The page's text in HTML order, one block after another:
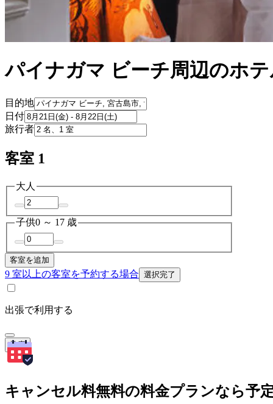
パイナガマ ビーチ周辺のホ
目的地
日付
旅行者
客室 1
大人
子供0 ～ 17 歳
客室を追加
9 室以上の客室を予約する場合 選択完了
出張で利用する
検索
キャンセル料無料の料金プランなら予